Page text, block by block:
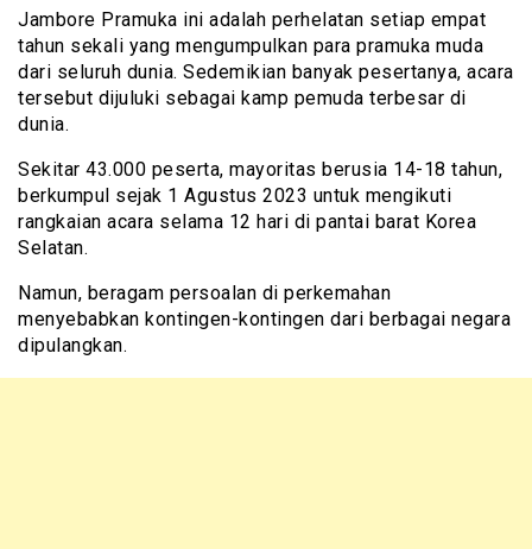
Jambore Pramuka ini adalah perhelatan setiap empat
tahun sekali yang mengumpulkan para pramuka muda
dari seluruh dunia. Sedemikian banyak pesertanya, acara
tersebut dijuluki sebagai kamp pemuda terbesar di
dunia.
Sekitar 43.000 peserta, mayoritas berusia 14-18 tahun,
berkumpul sejak 1 Agustus 2023 untuk mengikuti
rangkaian acara selama 12 hari di pantai barat Korea
Selatan.
Namun, beragam persoalan di perkemahan
menyebabkan kontingen-kontingen dari berbagai negara
dipulangkan.